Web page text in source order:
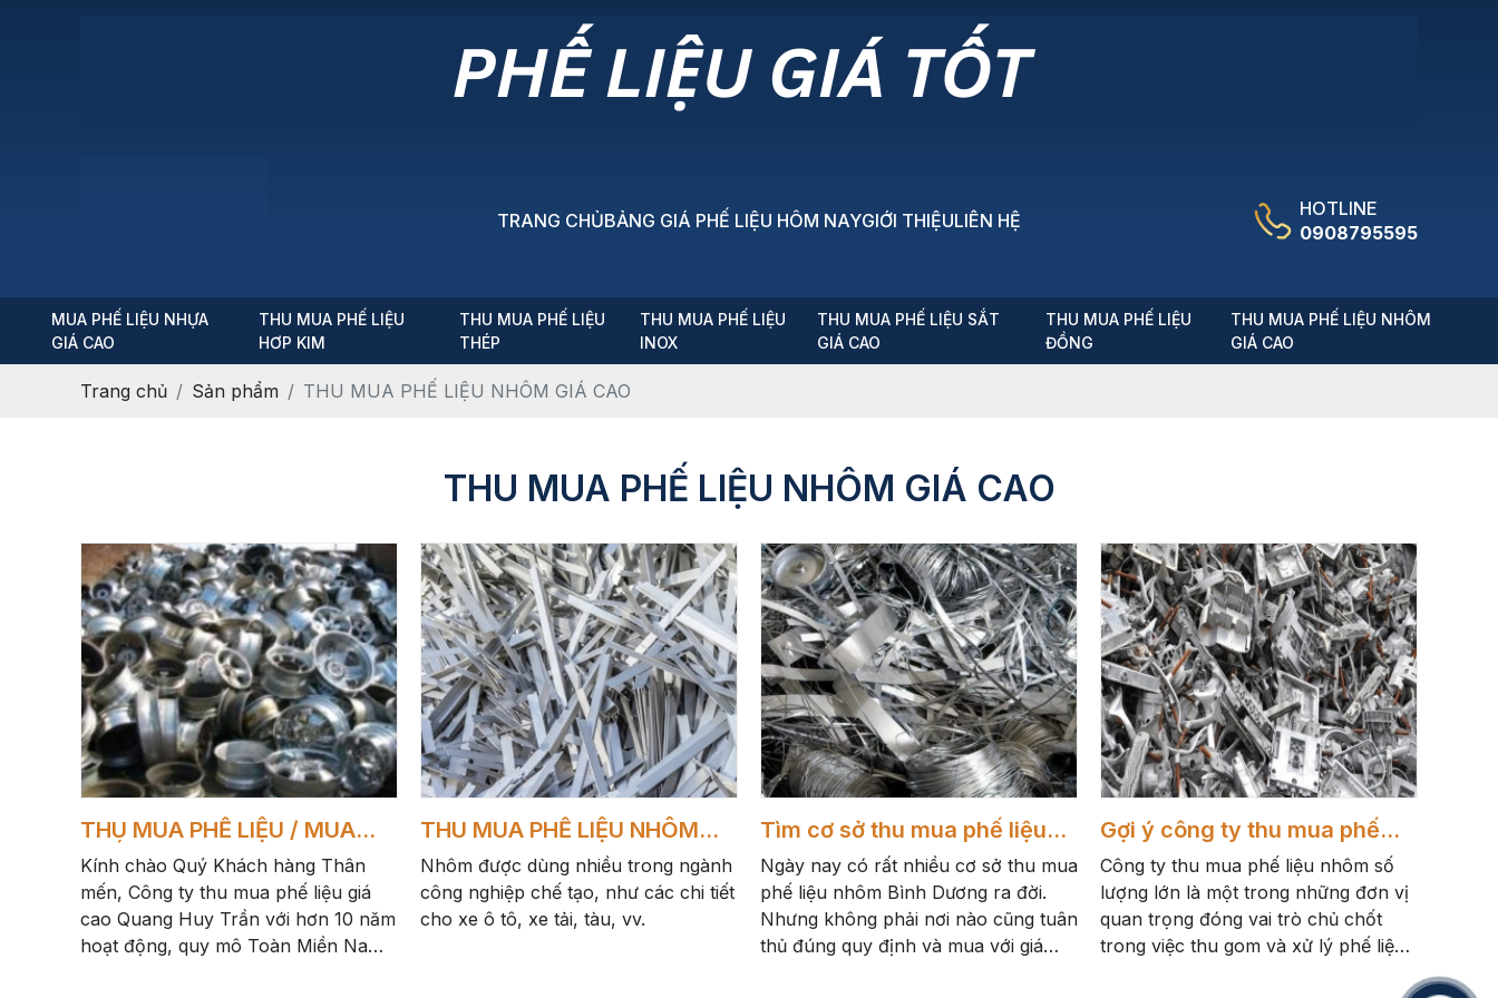
TRANG CHỦBẢNG GIÁ PHẾ LIỆU HÔM NAYGIỚI THIỆULIÊN HỆ
HOTLINE
0908795595
MUA PHẾ LIỆU NHỰA
GIÁ CAO
THU MUA PHẾ LIỆU
HƠP KIM
THU MUA PHẾ LIỆU
THÉP
THU MUA PHẾ LIỆU
INOX
THU MUA PHẾ LIỆU SẮT
GIÁ CAO
THU MUA PHẾ LIỆU
ĐỒNG
THU MUA PHẾ LIỆU NHÔM
GIÁ CAO
Trang chủ Sản phẩm THU MUA PHẾ LIỆU NHÔM GIÁ CAO
THU MUA PHẾ LIỆU NHÔM GIÁ CAO
THU MUA PHẾ LIỆU / MUA
PHẾ LIỆU GIÁ CAO
Kính chào Quý Khách hàng Thân
mến, Công ty thu mua phế liệu giá
cao Quang Huy Trần với hơn 10 năm
hoạt động, quy mô Toàn Miền Nam
THU MUA PHẾ LIỆU NHÔM
GIÁ CAO 1
Nhôm được dùng nhiều trong ngành
công nghiệp chế tạo, như các chi tiết
cho xe ô tô, xe tải, tàu, vv.
Tìm cơ sở thu mua phế liệu
nhôm Bình Dương
Ngày nay có rất nhiều cơ sở thu mua
phế liệu nhôm Bình Dương ra đời.
Nhưng không phải nơi nào cũng tuân
thủ đúng quy định và mua với giá
Gợi ý công ty thu mua phế
liệu nhôm số lượng lớn
Công ty thu mua phế liệu nhôm số
lượng lớn là một trong những đơn vị
quan trọng đóng vai trò chủ chốt
trong việc thu gom và xử lý phế liệu